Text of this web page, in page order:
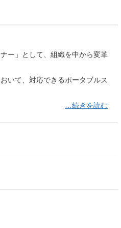
ー」として、組織を中から変革
いて、対応できるポータブルス
…続きを読む